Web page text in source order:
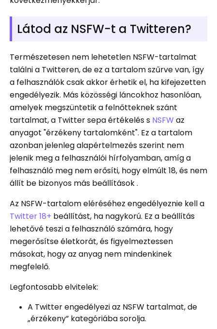
Látod az NSFW-t a Twitteren?
Természetesen nem lehetetlen NSFW-tartalmat
találni a Twitteren, de ez a tartalom szűrve van, így
a felhasználók csak akkor érhetik el, ha kifejezetten
engedélyezik. Más közösségi láncokhoz hasonlóan,
amelyek megszüntetik a felnőtteknek szánt
tartalmat, a Twitter sepa értékelés s NSFW az
anyagot "érzékeny tartalomként". Ez a tartalom
azonban jelenleg alapértelmezés szerint nem
jelenik meg a felhasználói hírfolyamban, amíg a
felhasználó meg nem erősíti, hogy elmúlt 18, és nem
állít be bizonyos más beállítások .
Az NSFW-tartalom eléréséhez engedélyeznie kell a
Twitter 18+ beállítást, ha nagykorú. Ez a beállítás
lehetővé teszi a felhasználó számára, hogy
megerősítse életkorát, és figyelmeztessen
másokat, hogy az anyag nem mindenkinek
megfelelő.
Legfontosabb elvitelek:
A Twitter engedélyezi az NSFW tartalmat, de
„érzékeny” kategóriába sorolja.